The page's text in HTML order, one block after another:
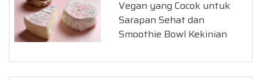
Vegan yang Cocok untuk
Sarapan Sehat dan
Smoothie Bowl Kekinian